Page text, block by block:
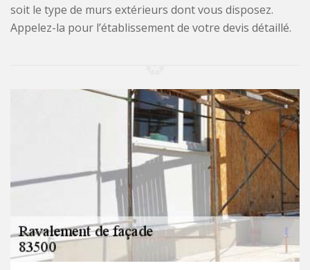
soit le type de murs extérieurs dont vous disposez.
Appelez-la pour l’établissement de votre devis détaillé.